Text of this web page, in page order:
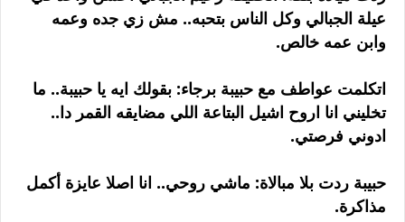
عيلة الجبالي وكل الناس بتحبه.. مش زي جده وعمه
وابن عمه خالص.
اتكلمت عواطف مع حبيبة برجاء: بقولك ايه يا حبيبة.. ما
تخليني انا اروح اشيل البتاعة اللي مضايقه القمر دا..
ادوني فرصتي.
حبيبة ردت بلا مبالاة: ماشي روحي.. انا اصلا عايزة أكمل
مذاكرة.